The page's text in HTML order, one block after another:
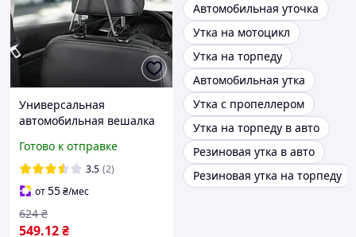
Универсальная
автомобильная вешалка
черная
Готово к отправке
3.5 (2)
от55₴/мес
549.12₴
624 ₴
Автомобильная уточка
Утка на мотоцикл
Утка на торпеду
Автомобильная утка
Утка с пропеллером
Утка на торпеду в авто
Резиновая утка в авто
Резиновая утка на торпеду